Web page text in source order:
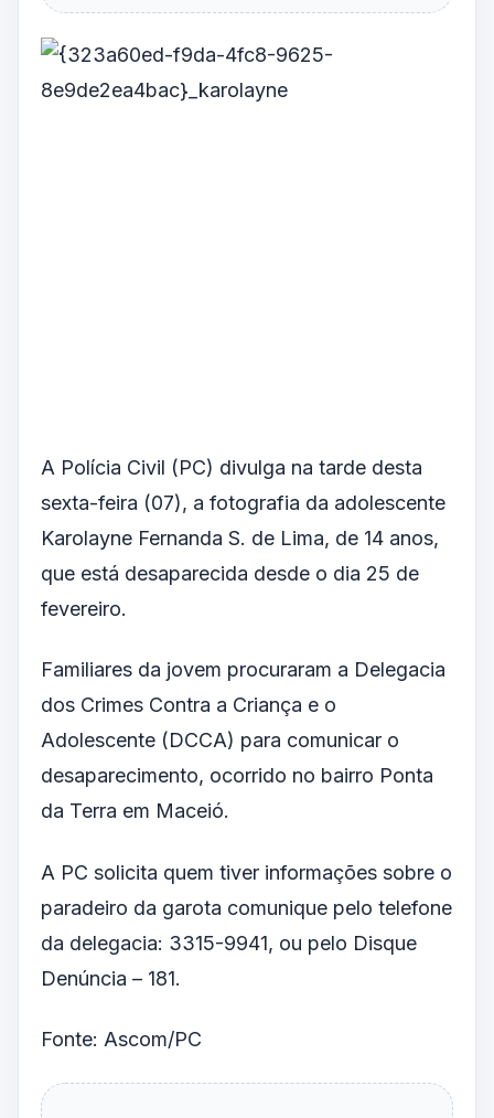
A Polícia Civil (PC) divulga na tarde desta
sexta-feira (07), a fotografia da adolescente
Karolayne Fernanda S. de Lima, de 14 anos,
que está desaparecida desde o dia 25 de
fevereiro.
Familiares da jovem procuraram a Delegacia
dos Crimes Contra a Criança e o
Adolescente (DCCA) para comunicar o
desaparecimento, ocorrido no bairro Ponta
da Terra em Maceió.
A PC solicita quem tiver informações sobre o
paradeiro da garota comunique pelo telefone
da delegacia: 3315-9941, ou pelo Disque
Denúncia – 181.
Fonte: Ascom/PC